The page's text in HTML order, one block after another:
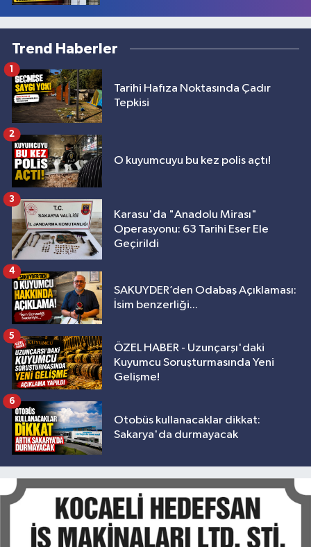
Trend Haberler
Tarihi Hafıza Noktasında Çadır
Tepkisi
1
O kuyumcuyu bu kez polis açtı!
2
Karasu'da "Anadolu Mirası"
Operasyonu: 63 Tarihi Eser Ele
Geçirildi
3
SAKUYDER’den Odabaş Açıklaması:
İsim benzerliği...
4
ÖZEL HABER - Uzunçarşı'daki
Kuyumcu Soruşturmasında Yeni
Gelişme!
5
Otobüs kullanacaklar dikkat:
Sakarya'da durmayacak
6